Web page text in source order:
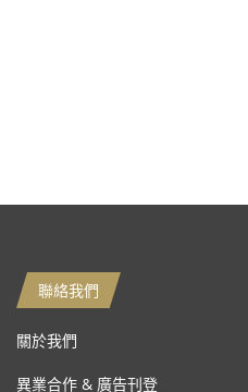
聯絡我們
關於我們
異業合作 & 廣告刊登